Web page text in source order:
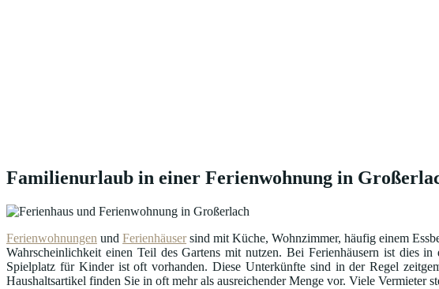
Familienurlaub in einer Ferienwohnung in
Ferienwohnungen undFerienhäusersind mit Küche, Wohnzimmer, häufig einem
Wahrscheinlichkeit einen Teil des Gartens mit nutzen. Bei Ferienhäusern ist dies
Spielplatz für Kinder ist oft vorhanden. Diese Unterkünfte sind in der Regel
Haushaltsartikel finden Sie in oft mehr als ausreichender Menge vor. Viele Vermieter